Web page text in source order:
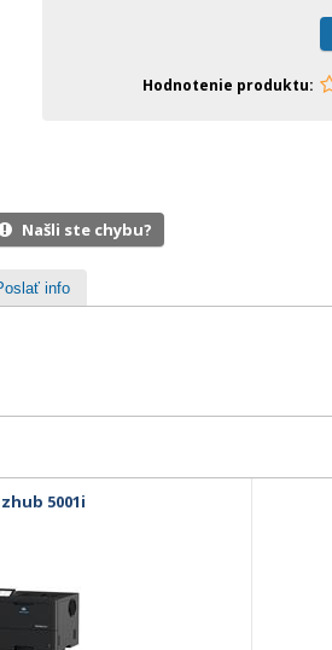
Hodnotenie produktu
Našli ste chybu?
info
5001i